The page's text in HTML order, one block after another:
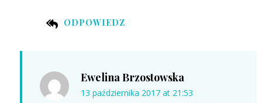
ODPOWIEDZ
Ewelina Brzostowska
13 października 2017 at 21:53